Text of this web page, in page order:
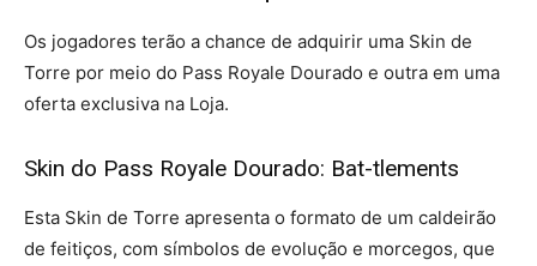
Os jogadores terão a chance de adquirir uma Skin de
Torre por meio do Pass Royale Dourado e outra em uma
oferta exclusiva na Loja.
Skin do Pass Royale Dourado: Bat-tlements
Esta Skin de Torre apresenta o formato de um caldeirão
de feitiços, com símbolos de evolução e morcegos, que